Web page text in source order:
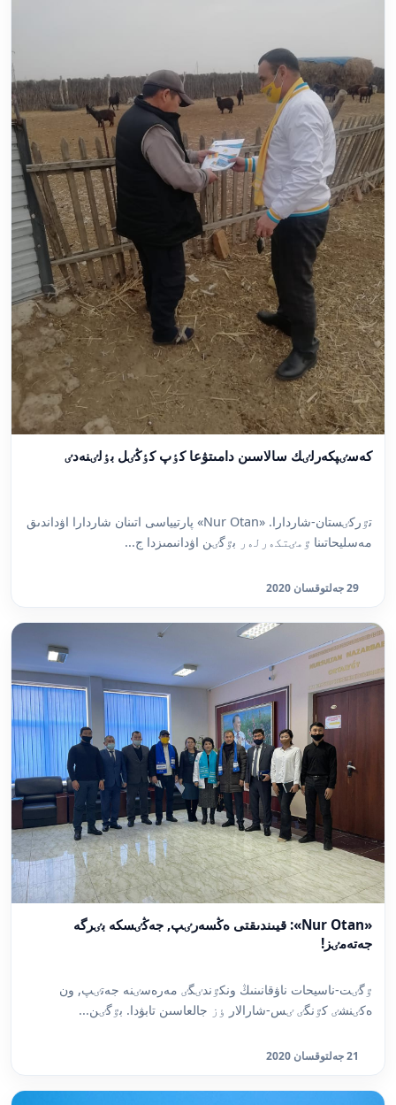
كەسٸپكەرلٸك سالاسىن دامىتۋعا كٶپ كٶڭٸل بٶلٸنەدٸ
تٷركٸستان-شاردارا. «Nur Otan» پارتيياسى اتىنان شاردارا اۋداندىق
مەسليحاتىنا ٷمٸتكەرلەر بٷگٸن اۋدانىمىزدا ج...
29 جەلتوقسان 2020
«Nur Otan»: قيىندىقتى ەڭسەرٸپ, جەڭٸسكە بٸرگە
جەتەمٸز!
ٷگٸت-ناسيحات ناۋقانىنىڭ ونكٷندٸگٸ مەرەسٸنە جەتٸپ, ون
ەكٸنشٸ كٷنگٸ ٸس-شارالار ٶز جالعاسىن تابۋدا. بٷگٸن...
21 جەلتوقسان 2020